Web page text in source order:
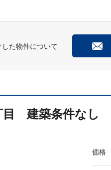
た物件について
目 建築条件なし
価格